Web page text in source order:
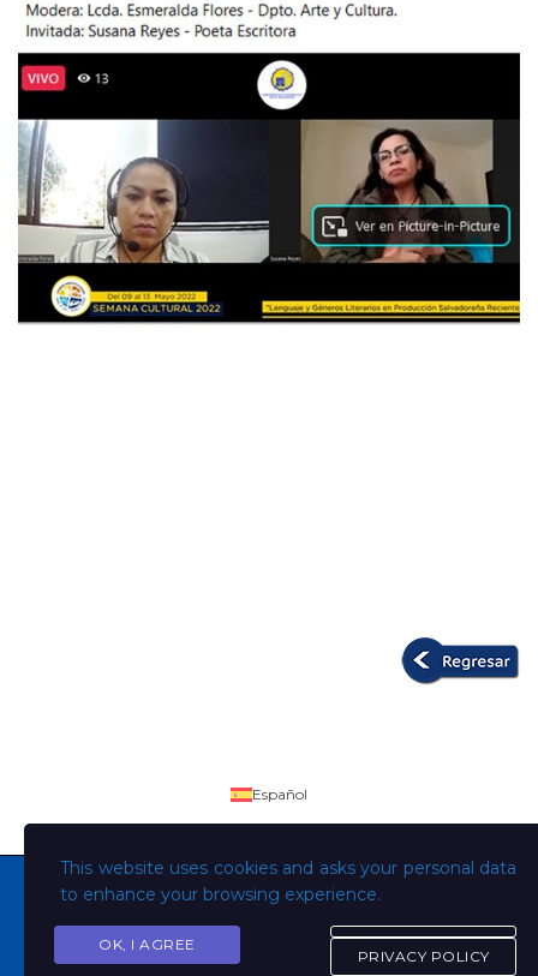
Copyright © Todos los derechos son de la Universidad
This website uses cookies and asks your personal data
to enhance your browsing experience.
OK, I AGREE
PRIVACY POLICY
Español